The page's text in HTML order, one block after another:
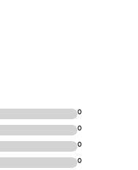
0
0
0
0